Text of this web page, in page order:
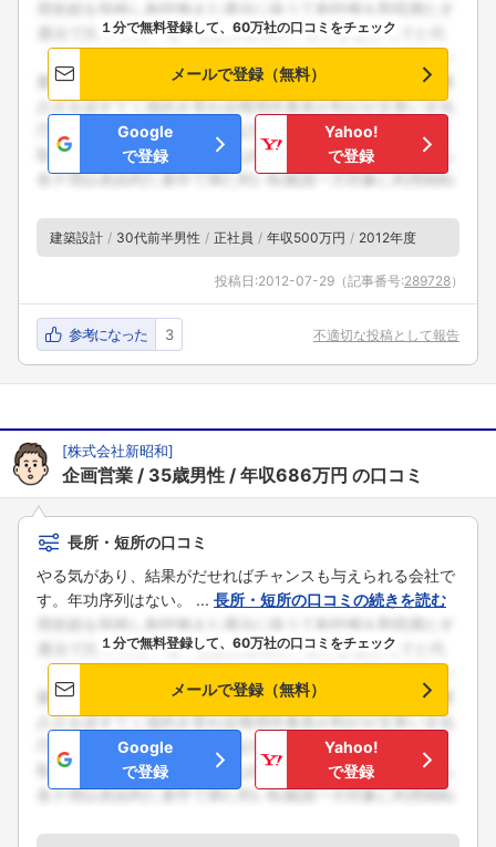
フォローしました
こちらの企業もフォローしませんか？
１分で無料登録して、60万社の口コミをチェック
メールで登録（無料）
Google
で登録
Yahoo!
で登録
建築設計 30代前半男性 正社員 年収500万円 2012年度
投稿日:2012-07-29 （記事番号:289728）
参考になった 3 不適切な投稿として報告
[株式会社新昭和]
企画営業 35歳男性 年収686万円 の口コミ
長所・短所の口コミ
やる気があり、結果がだせればチャンスも与えられる会社で
す。年功序列はない。 ... 長所・短所の口コミの続きを読む
１分で無料登録して、60万社の口コミをチェック
メールで登録（無料）
Google
で登録
Yahoo!
で登録